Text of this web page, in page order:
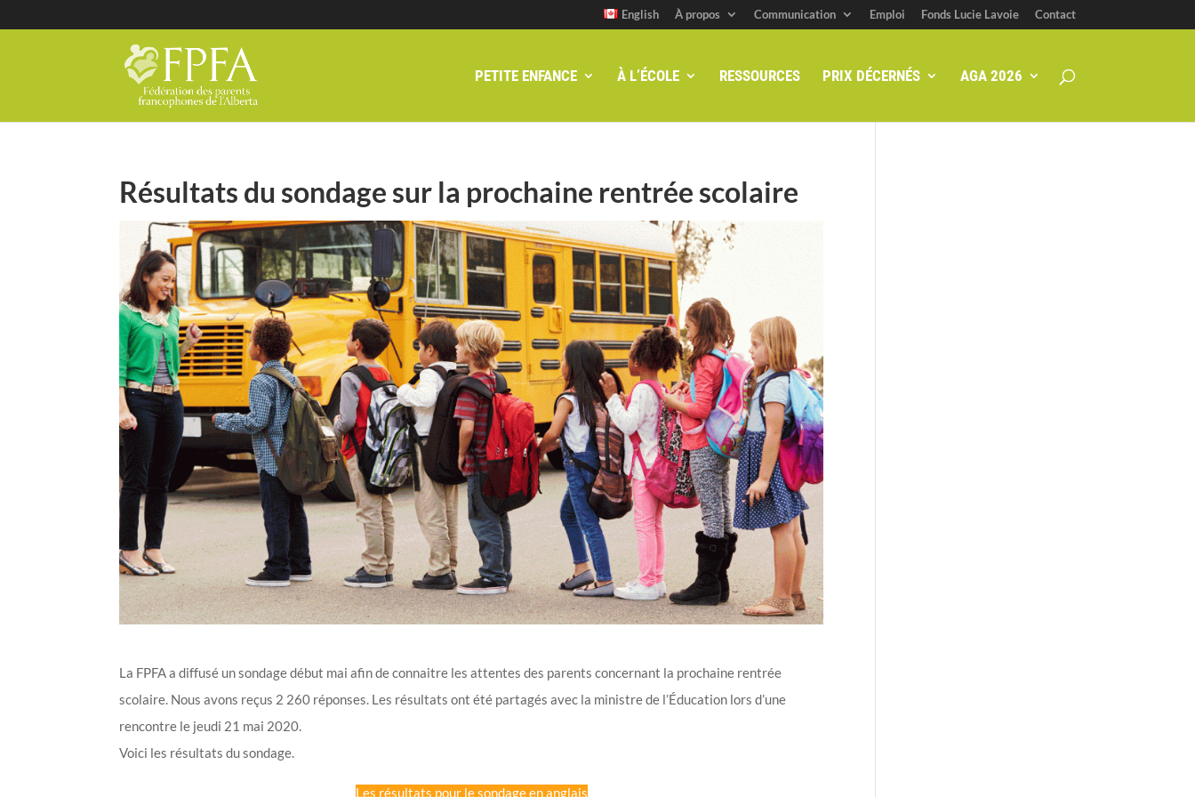
English À propos Communication Emploi Fonds Lucie Lavoie Contact
PETITE ENFANCE À L’ÉCOLE RESSOURCES PRIX DÉCERNÉS AGA 2026
Résultats du sondage sur la prochaine rentrée scolaire
La FPFA a diffusé un sondage début mai afin de connaitre les attentes des parents concernant la prochaine rentrée
scolaire. Nous avons reçus 2 260 réponses. Les résultats ont été partagés avec la ministre de l’Éducation lors d’une
rencontre le jeudi 21 mai 2020.
Voici les résultats du sondage.
Les résultats pour le sondage en anglais